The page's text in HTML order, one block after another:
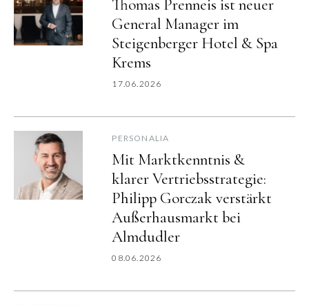
Thomas Prenneis ist neuer
General Manager im
Steigenberger Hotel & Spa
Krems
17.06.2026
PERSONALIA
Mit Marktkenntnis &
klarer Vertriebsstrategie:
Philipp Gorczak verstärkt
Außerhausmarkt bei
Almdudler
08.06.2026